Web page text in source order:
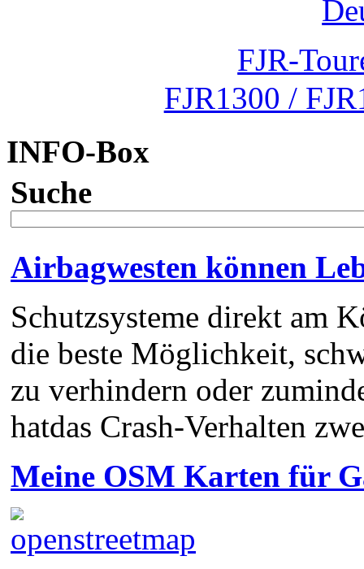
FJR-
FJR1300 /
INFO-Box
Suche
Airbagwesten können
Schutzsysteme direkt am
die beste Möglichkeit,
zu verhindern oder
hatdas Crash-Verhalten
Meine OSM Karten für